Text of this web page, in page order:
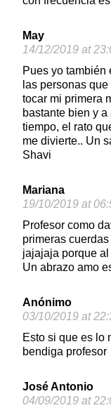
May
14/12/2019 at
Pues yo también
las personas
tocar mi primera
bastante bien y
tiempo, el rato
me divierte.. Un
Shavi
Mariana
19/10/2019 at
Profesor como
primeras
jajajaja porque
Un abrazo amo
Anónimo
03/10/2019 at
Esto si que es lo
bendiga
José Antonio
04/09/2019 at